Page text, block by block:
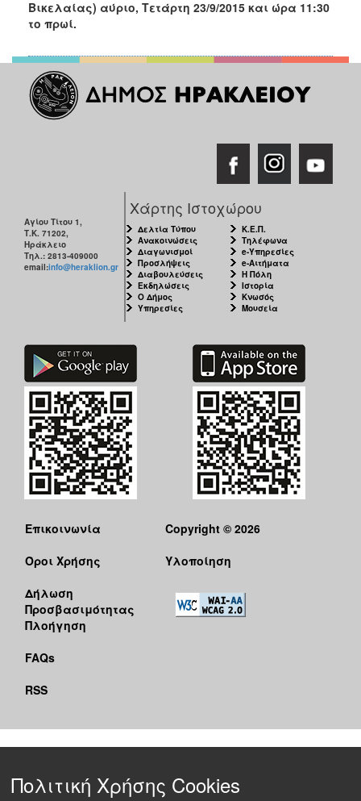
ΤΟΠΟΣ
ΠΟΛΙΤΙΣΜΟΣ
ΑΝΘΕΚΤΙΚΗ
ΠΟΛΗ
Βικελαίας) αύριο, Τετάρτη 23/9/2015 και ώρα 11:30
το πρωί.
Αγίου Τίτου 1,
Τ.Κ. 71202,
Ηράκλειο
Τηλ.: 2813-409000
email:info@heraklion.gr
Χάρτης Ιστοχώρου
Δελτία Τύπου
Ανακοινώσεις
Διαγωνισμοί
Προσλήψεις
Διαβουλεύσεις
Εκδηλώσεις
Ο Δήμος
Υπηρεσίες
Κ.Ε.Π.
Τηλέφωνα
e-Υπηρεσίες
e-Αιτήματα
Η Πόλη
Ιστορία
Κνωσός
Μουσεία
Επικοινωνία
Όροι Χρήσης
Δήλωση
Προσβασιμότητας
Πλοήγηση
FAQs
RSS
Copyright © 2026
Υλοποίηση
Πολιτική Χρήσης Cookies